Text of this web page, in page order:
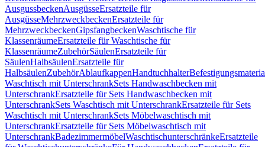
AusgussbeckenAusgüsseErsatzteile für
AusgüsseMehrzweckbeckenErsatzteile für
MehrzweckbeckenGipsfangbeckenWaschtische für
KlassenräumeErsatzteile für Waschtische für
KlassenräumeZubehörSäulenErsatzteile für
SäulenHalbsäulenErsatzteile für
HalbsäulenZubehörAblaufkappenHandtuchhalter
Waschtisch mit UnterschrankSets Handwaschbecken mit
UnterschrankErsatzteile für Sets Handwaschbecken mit
UnterschrankSets Waschtisch mit UnterschrankErsatzteile für Sets
Waschtisch mit UnterschrankSets Möbelwaschtisch mit
UnterschrankErsatzteile für Sets Möbelwaschtisch mit
UnterschrankBadezimmermöbelWaschtischunterschränkeErsatzteile